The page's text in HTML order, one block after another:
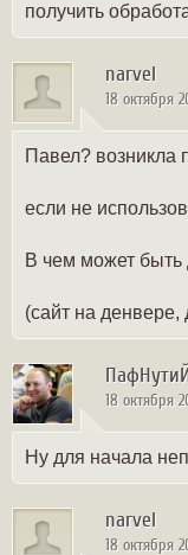
получить
narvel
18 октября
Павел? возникла
если не
В чем может быть
(сайт на
18 октября
Ну для начала
narvel
18 октября